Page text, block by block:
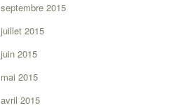
septembre 2015
juillet 2015
juin 2015
mai 2015
avril 2015